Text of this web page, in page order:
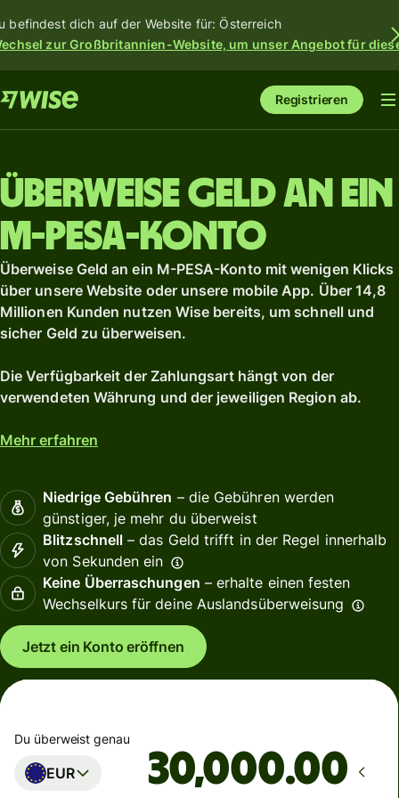
befindest dich auf der Website für: Österreich
zur Großbritannien-Website, um unser Angebot für
Registrieren
Überweise Geld an ein
M-PESA-Konto
Überweise Geld an ein M-PESA-Konto mit wenigen Klicks
über unsere Website oder unsere mobile App. Über 14,8
Millionen Kunden nutzen Wise bereits, um schnell und
sicher Geld zu überweisen.
Die Verfügbarkeit der Zahlungsart hängt von der
verwendeten Währung und der jeweiligen Region ab.
Mehr erfahren
Niedrige Gebühren – die Gebühren werden
günstiger, je mehr du überweist
Blitzschnell – das Geld trifft in der Regel innerhalb
von Sekunden ein
Keine Überraschungen – erhalte einen festen
Wechselkurs für deine Auslandsüberweisung
Jetzt ein Konto eröffnen
Du überweist genau
EUR .00